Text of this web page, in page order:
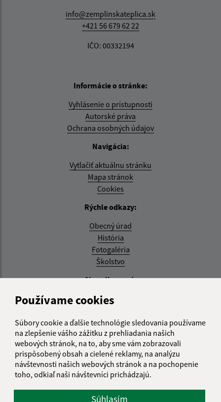
Používame cookies
Súbory cookie a ďalšie technológie sledovania používame
na zlepšenie vášho zážitku z prehliadania našich
webových stránok, na to, aby sme vám zobrazovali
prispôsobený obsah a cielené reklamy, na analýzu
návštevnosti našich webových stránok a na pochopenie
toho, odkiaľ naši návštevníci prichádzajú.
Súhlasím
info@zemplinskateplica.sk
+421 56 679 62 22
IČO: 00332194
Informácie o stránke:
Vyhlásenie o prístupnosti
Autorské práva
Ochrana osobných údajov
Navigácia:
Vytlačiť aktuálnu stránku
Mapa stránok
Cookies
Rýchle odkazy:
Obecný úrad
História
Fotogaléria
Školstvo
Aktualizované:
04.08.2026 11:27 hod.
RSS
Správca obsahu:
Správca obsahu je Obec Zemplínska Teplica.
Vytvorené v súlade sJednotným dizajn manuálom
elektronických služieb.